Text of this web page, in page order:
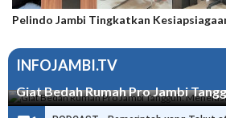
Pelindo Jambi Tingkatkan
INFOJAMBI.TV
Giat Bedah Rumah Pro Jambi